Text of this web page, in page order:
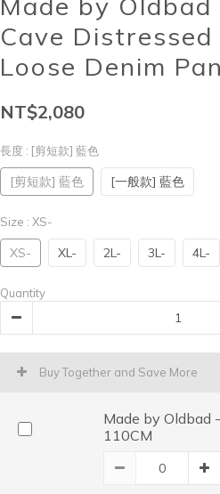
Cave
Loose Denim
NT$2,080
長度 : [剪短款] 藍色
[剪短款] 藍色 [一般款] 藍色
Size : XS-
XS- XL- 2L- 3L- 4L-
Quantity
Buy Together and Save More
Made by Oldbad
110CM